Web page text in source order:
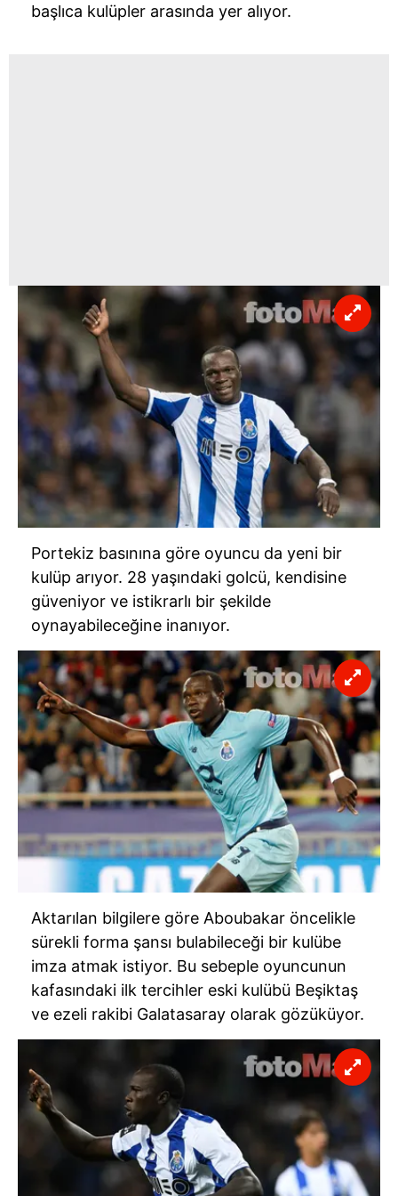
Sitemizde kendimize ve üçüncü kişilere ait çerezler
6698 sayılı Kişisel Verilerin Korunması Kanunu uyarınca
hazırlanmış Aydınlatma Metnimizi okumak ve sitemizde
ilgili mevzuata uygun olarak kullanılan çerezlerle ilgili bilgi
almak için lütfen tıklayınız
başlıca kulüpler arasında yer alıyor.
Portekiz basınına göre oyuncu da yeni bir
kulüp arıyor. 28 yaşındaki golcü, kendisine
güveniyor ve istikrarlı bir şekilde
oynayabileceğine inanıyor.
Aktarılan bilgilere göre Aboubakar öncelikle
sürekli forma şansı bulabileceği bir kulübe
imza atmak istiyor. Bu sebeple oyuncunun
kafasındaki ilk tercihler eski kulübü Beşiktaş
ve ezeli rakibi Galatasaray olarak gözüküyor.